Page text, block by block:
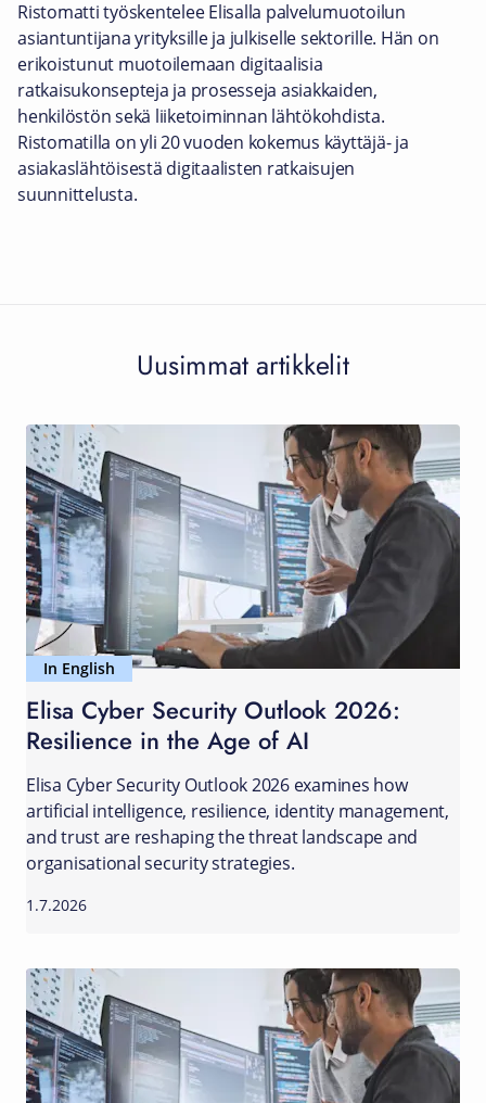
Ristomatti työskentelee Elisalla palvelumuotoilun
asiantuntijana yrityksille ja julkiselle sektorille. Hän on
erikoistunut muotoilemaan digitaalisia
ratkaisukonsepteja ja prosesseja asiakkaiden,
henkilöstön sekä liiketoiminnan lähtökohdista.
Ristomatilla on yli 20 vuoden kokemus käyttäjä- ja
asiakaslähtöisestä digitaalisten ratkaisujen
suunnittelusta.
Uusimmat artikkelit
In English
Elisa Cyber Security Outlook 2026:
Resilience in the Age of AI
Elisa Cyber Security Outlook 2026 examines how
artificial intelligence, resilience, identity management,
and trust are reshaping the threat landscape and
organisational security strategies.
1.7.2026